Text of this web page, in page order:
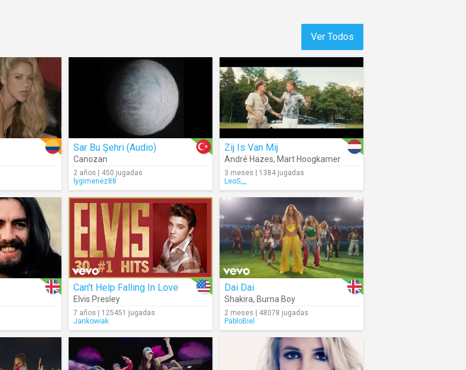
Ver Todos
Sar Bu Şehri (Audio)
Canozan
2 años | 450 jugadas
lygimenez88
Zij Is Van Mij
André Hazes, Mart Hoogkamer
3 meses | 1384 jugadas
LeoS__
Can't Help Falling In Love
Elvis Presley
7 años | 125451 jugadas
Jankowiak
Dai Dai
Shakira, Burna Boy
2 meses | 48078 jugadas
PabloBiel